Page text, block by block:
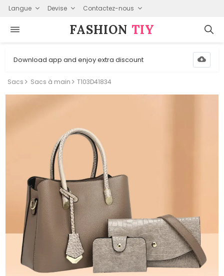
Langue Devise Contactez-nous
FASHION⁠ TIY
Download app and enjoy extra discount
Sacs Sacs à main T103D41834